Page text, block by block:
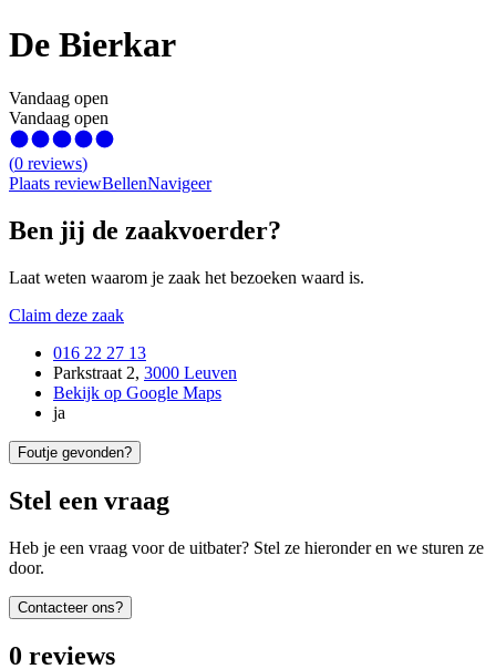
De Bierkar
Vandaag open
Vandaag open
(0 reviews)
Plaats reviewBellenNavigeer
Ben jij de zaakvoerder?
Laat weten waarom je zaak het bezoeken waard is.
Claim deze zaak
016 22 27 13
Parkstraat 2, 3000 Leuven
Bekijk op Google Maps
ja
Foutje gevonden?
Stel een vraag
Heb je een vraag voor de uitbater? Stel ze hieronder en we sturen ze
door.
Contacteer ons?
0 reviews